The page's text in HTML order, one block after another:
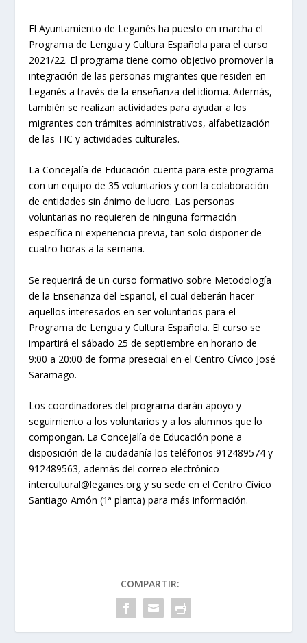
El Ayuntamiento de Leganés ha puesto en marcha el
Programa de Lengua y Cultura Española para el curso
2021/22. El programa tiene como objetivo promover la
integración de las personas migrantes que residen en
Leganés a través de la enseñanza del idioma. Además,
también se realizan actividades para ayudar a los
migrantes con trámites administrativos, alfabetización
de las TIC y actividades culturales.
La Concejalía de Educación cuenta para este programa
con un equipo de 35 voluntarios y con la colaboración
de entidades sin ánimo de lucro. Las personas
voluntarias no requieren de ninguna formación
específica ni experiencia previa, tan solo disponer de
cuatro horas a la semana.
Se requerirá de un curso formativo sobre Metodología
de la Enseñanza del Español, el cual deberán hacer
aquellos interesados en ser voluntarios para el
Programa de Lengua y Cultura Española. El curso se
impartirá el sábado 25 de septiembre en horario de
9:00 a 20:00 de forma presecial en el Centro Cívico José
Saramago.
Los coordinadores del programa darán apoyo y
seguimiento a los voluntarios y a los alumnos que lo
compongan. La Concejalía de Educación pone a
disposición de la ciudadanía los teléfonos 912489574 y
912489563, además del correo electrónico
intercultural@leganes.org y su sede en el Centro Cívico
Santiago Amón (1ª planta) para más información.
COMPARTIR: